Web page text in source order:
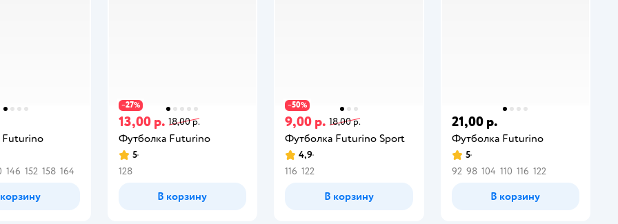
Futurino
146 152 158 164
−27%
13,00 р. 18,00 р.
Футболка Futurino
5
128
В корзину
−50%
9,00 р. 18,00 р.
Футболка Futurino Sport
4,9
116 122
В корзину
21,00 р.
Футболка Futurino
5
92 98 104 110 116 122
В корзину